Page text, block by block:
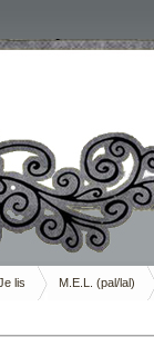
lis M.E.L. (pal/lal)